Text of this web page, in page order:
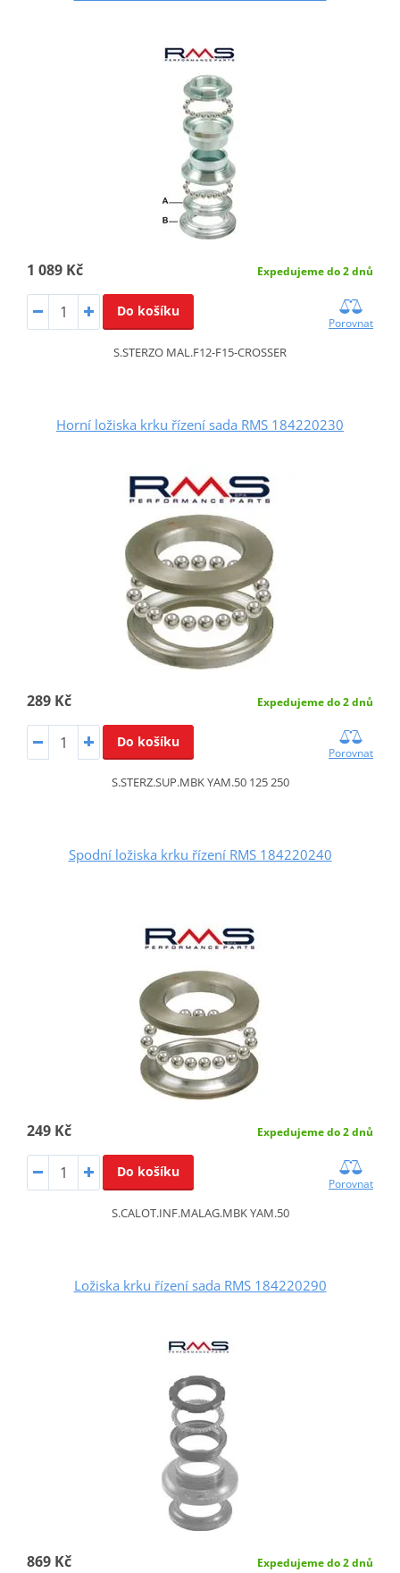
1 089 Kč Expedujeme do 2 dnů
Do košíku
Porovnat
S.STERZO MAL.F12-F15-CROSSER
Horní ložiska krku řízení sada RMS 184220230
289 Kč Expedujeme do 2 dnů
Do košíku
Porovnat
S.STERZ.SUP.MBK YAM.50 125 250
Spodní ložiska krku řízení RMS 184220240
249 Kč Expedujeme do 2 dnů
Do košíku
Porovnat
S.CALOT.INF.MALAG.MBK YAM.50
Ložiska krku řízení sada RMS 184220290
869 Kč Expedujeme do 2 dnů